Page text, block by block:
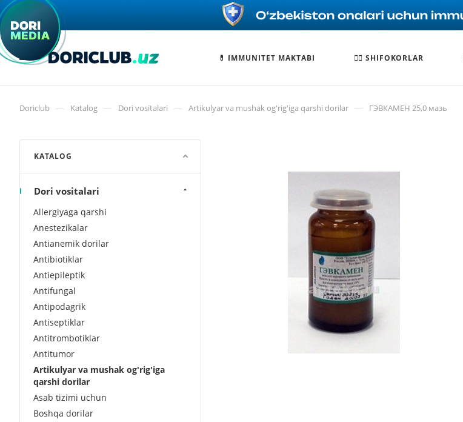
💊 IMMUNITET MAKTABI 🧑‍⚕️ SHIFOKORLAR
Doriclub — Katalog — Dori vositalari — Artikulyar va mushak og'rig'iga qarshi dorilar — ГЭВКАМЕН 25,0 мазь
KATALOG
Dori vositalari
Allergiyaga qarshi
Anestezikalar
Antianemik dorilar
Antibiotiklar
Antiepileptik
Antifungal
Antipodagrik
Antiseptiklar
Antitrombotiklar
Antitumor
Artikulyar va mushak og'rig'iga
qarshi dorilar
Asab tizimi uchun
Boshqa dorilar